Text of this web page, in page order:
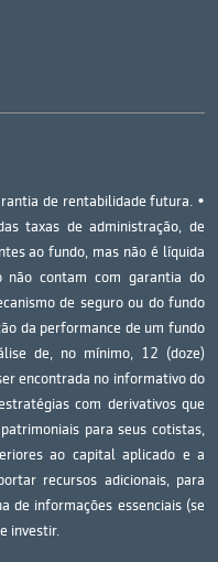
de rentabilidade futura. •
taxas de administração, de
ao fundo, mas não é líquida
não contam com garantia do
de seguro ou do fundo
da performance de um fundo
de, no mínimo, 12 (doze)
encontrada no informativo do
com derivativos que
para seus cotistas,
ao capital aplicado e a
recursos adicionais, para
de informações essenciais (se
investir.